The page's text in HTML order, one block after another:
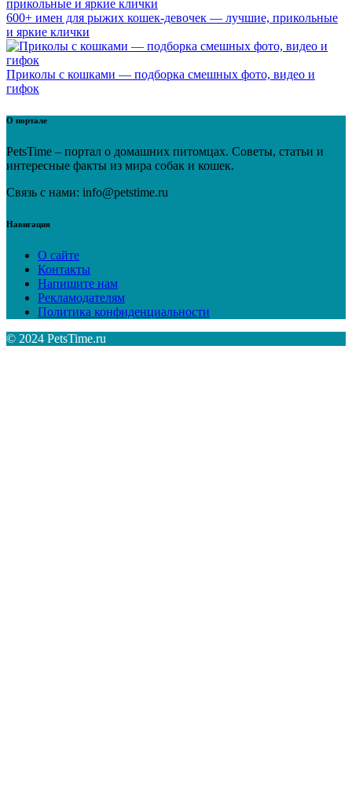
600+ имен для рыжих кошек-девочек — лучшие, прикольные
и яркие клички
Приколы с кошками — подборка смешных фото, видео и
гифок
О портале
PetsTime – портал о домашних питомцах. Советы, статьи и
интересные факты из мира собак и кошек.
Связь с нами: info@petstime.ru
Навигация
О сайте
Контакты
Напишите нам
Рекламодателям
Политика конфиденциальности
© 2024 PetsTime.ru